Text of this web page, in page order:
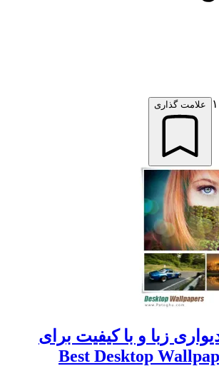
علامت گذاری
دیواری زبا و با کیفیت برای